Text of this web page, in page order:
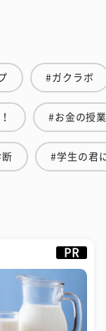
#ガクラボ
#お金の授業
#学生の君
PR